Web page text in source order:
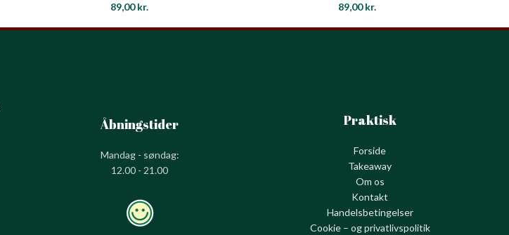
89,00kr.
89,00kr.
Åbningstider
Mandag - søndag:
12.00 - 21.00
Praktisk
Forside
Takeaway
Om os
Kontakt
Handelsbetingelser
Cookie – og privatlivspolitik